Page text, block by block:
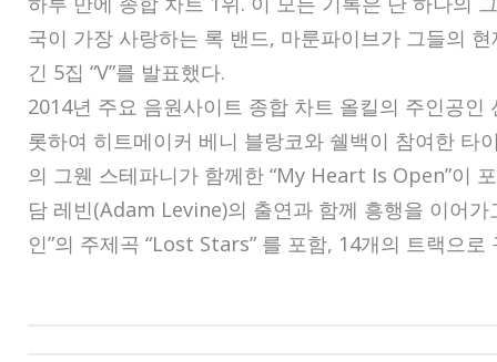
국이 가장 사랑하는 록 밴드, 마룬파이브가 그들의
긴 5집 “V”를 발표했다.
2014년 주요 음원사이트 종합 차트 올킬의 주인공인
롯하여 히트메이커 베니 블랑코와 쉘백이 참여한 타
의 그웬 스테파니가 함께한 “My Heart Is Open”이
담 레빈(Adam Levine)의 출연과 함께 흥행을 이어
인”의 주제곡 “Lost Stars” 를 포함, 14개의 트랙으로